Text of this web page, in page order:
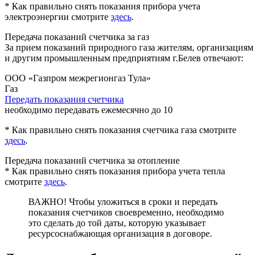
* Как правильно снять показания прибора учета
электроэнергии смотрите здесь.
Передача показаний счетчика за газ
За прием показаний природного газа жителям, организациям
и другим промышленным предприятиям г.Белев отвечают:
ООО «Газпром межрегионгаз Тула»
Газ
Передать показания счетчика
необходимо передавать ежемесячно до 10
* Как правильно снять показания счетчика газа смотрите
здесь.
Передача показаний счетчика за отопление
* Как правильно снять показания прибора учета тепла
смотрите здесь.
ВАЖНО! Чтобы уложиться в сроки и передать
показания счетчиков своевременно, необходимо
это сделать до той даты, которую указывает
ресурсоснабжающая организация в договоре.